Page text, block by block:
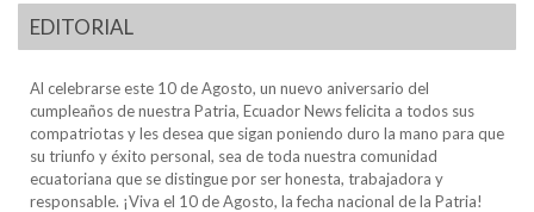
EDITORIAL
Al celebrarse este 10 de Agosto, un nuevo aniversario del
cumpleaños de nuestra Patria, Ecuador News felicita a todos sus
compatriotas y les desea que sigan poniendo duro la mano para que
su triunfo y éxito personal, sea de toda nuestra comunidad
ecuatoriana que se distingue por ser honesta, trabajadora y
responsable. ¡Viva el 10 de Agosto, la fecha nacional de la Patria!